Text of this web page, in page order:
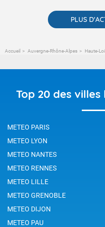
PLUS
Accueil Auvergne-Rhône-Alpes Haute-
Top 20 des
METEO PARIS
METEO LYON
METEO NANTES
METEO RENNES
METEO LILLE
METEO GRENOBLE
METEO DIJON
METEO PAU